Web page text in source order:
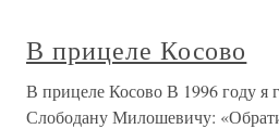
В прицеле Косово
В прицеле Косово В 1996 году я
Слободану Милошевичу: